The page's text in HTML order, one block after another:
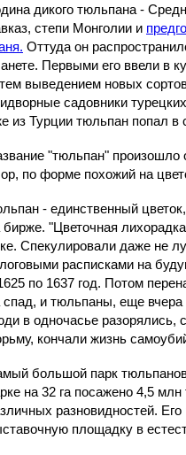
дикого тюльпана -
степи Монголии и
Оттуда он
Первыми его ввели в
выведением новых
садовники
из Турции тюльпан попал
"тюльпан" произошло
по форме похожий на
- единственный
бирже. "Цветочная
Спекулировали даже не
расписками на
по 1637 год. Потом
спад, и тюльпаны, еще
в одночасье разорялись,
кончали жизнь
большой парк
на 32 га посажено 4,5
разновидностей. Его
площадку в